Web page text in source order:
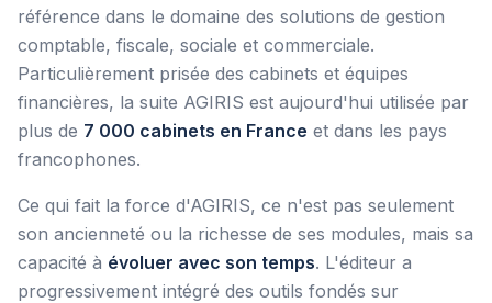
référence dans le domaine des solutions de gestion
comptable, fiscale, sociale et commerciale.
Particulièrement prisée des cabinets et équipes
financières, la suite AGIRIS est aujourd'hui utilisée par
plus de 7 000 cabinets en France et dans les pays
francophones.
Ce qui fait la force d'AGIRIS, ce n'est pas seulement
son ancienneté ou la richesse de ses modules, mais sa
capacité à évoluer avec son temps. L'éditeur a
progressivement intégré des outils fondés sur